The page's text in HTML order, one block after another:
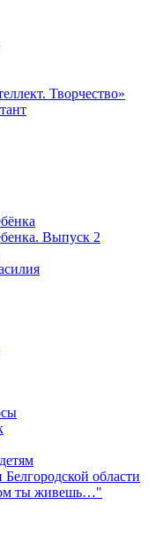
Творчество»
Выпуск 2
области
ты живешь…"